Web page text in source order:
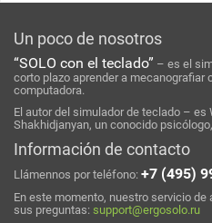
Un poco de nosotros
“SOLO con el teclado” – es el
corto plazo aprender a mecanografiar
computadora.
El autor del simulador de teclado –
Shakhidjanyan, un conocido
Información de contacto
Llámennos por teléfono: +7 (495)
En este momento, nuestro servicio
sus preguntas: support@ergosolo.ru